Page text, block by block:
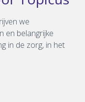
we
en belangrijke
in de zorg, in het